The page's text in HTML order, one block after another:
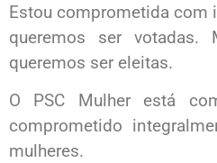
Estou comprometida com
queremos ser votadas.
queremos ser eleitas.
O PSC Mulher está
comprometido
mulheres.